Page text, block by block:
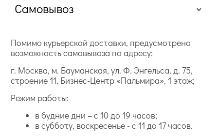
Самовывоз
Помимо курьерской доставки, предусмотрена
возможность самовывоза по адресу:
г. Москва, м. Бауманская, ул. Ф. Энгельса, д. 75,
строение 11, Бизнес-Центр «Пальмира», 1 этаж;
Режим работы:
в будние дни – с 10 до 19 часов;
в субботу, воскресенье - с 11 до 17 часов.